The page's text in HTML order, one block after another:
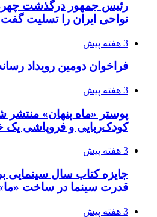
رئیس جمهور درگذشت
نواحی ایران را تسلیت گفت
3 هفته پیش
فراخوان دومین رویداد
3 هفته پیش
پوستر «ماه پنهان» منتشر
کودک‌ربایی و فروپاشی یک
3 هفته پیش
جایزه کتاب سال سینمایی
قدرت سینما در ساخت
3 هفته پیش